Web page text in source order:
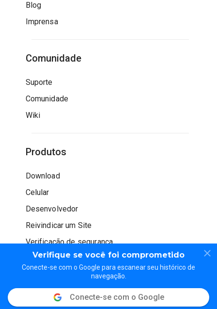
Verifique se você foi comprometido
Conecte-se com o Google para escanear seu histórico de
navegação.
Conecte-se com o Google
Blog
Imprensa
Comunidade
Suporte
Comunidade
Wiki
Produtos
Download
Celular
Desenvolvedor
Reivindicar um Site
Verificação de segurança
© WOT Services LP. Todos os direitos reservados